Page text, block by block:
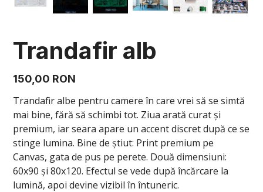
Trandafir alb
Preț
150,00 RON
Trandafir albe pentru camere în care vrei să se simtă
mai bine, fără să schimbi tot. Ziua arată curat și
premium, iar seara apare un accent discret după ce se
stinge lumina. Bine de știut: Print premium pe
Canvas, gata de pus pe perete. Două dimensiuni:
60x90 și 80x120. Efectul se vede după încărcare la
lumină, apoi devine vizibil în întuneric.